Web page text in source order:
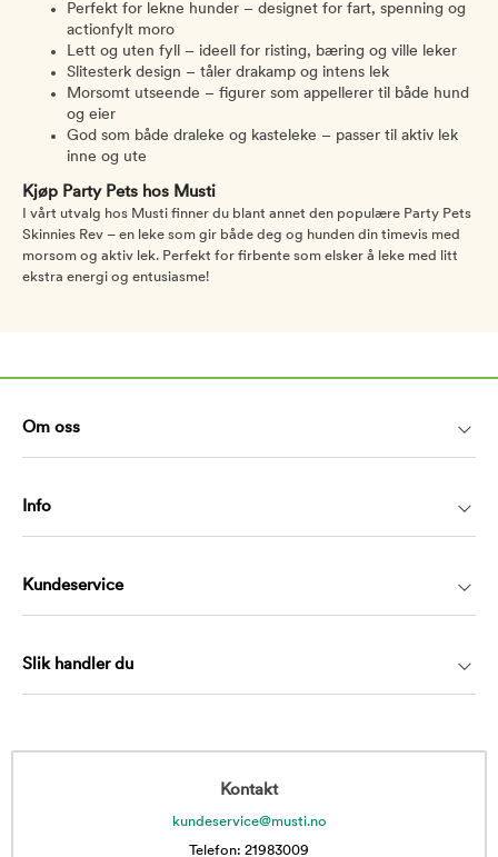
Perfekt for lekne hunder – designet for fart, spenning og
actionfylt moro
Lett og uten fyll – ideell for risting, bæring og ville leker
Slitesterk design – tåler drakamp og intens lek
Morsomt utseende – figurer som appellerer til både hund
og eier
God som både draleke og kasteleke – passer til aktiv lek
inne og ute
Kjøp Party Pets hos Musti
I vårt utvalg hos Musti finner du blant annet den populære Party Pets
Skinnies Rev – en leke som gir både deg og hunden din timevis med
morsom og aktiv lek. Perfekt for firbente som elsker å leke med litt
ekstra energi og entusiasme!
Om oss
Info
Kundeservice
Slik handler du
Kontakt
kundeservice@musti.no
Telefon: 21983009